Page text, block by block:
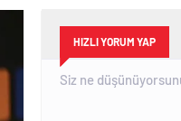
HIZLI YORUM YAP